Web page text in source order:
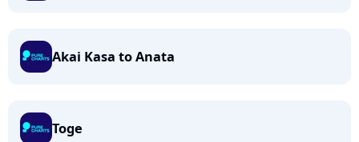
Akai Kasa to Anata
Toge